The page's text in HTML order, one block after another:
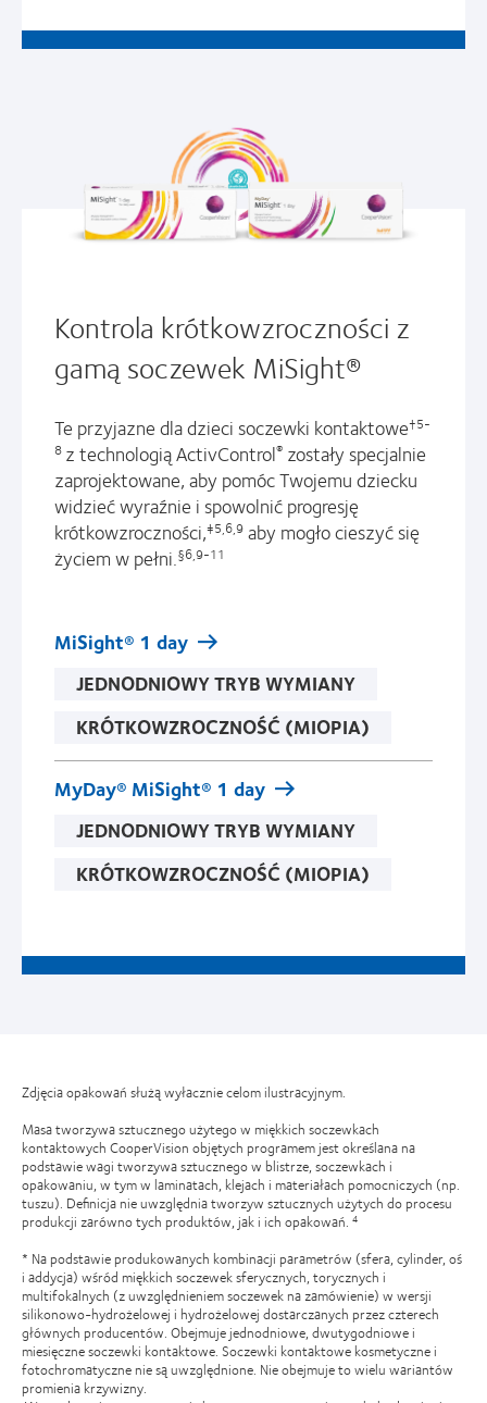
Kontrola krótkowzroczności z
gamą soczewek MiSight®
Te przyjazne dla dzieci soczewki kontaktowe†5-
8 z technologią ActivControl® zostały specjalnie
zaprojektowane, aby pomóc Twojemu dziecku
widzieć wyraźnie i spowolnić progresję
krótkowzroczności,‡5,6,9 aby mogło cieszyć się
życiem w pełni.§6,9-11
MiSight® 1 day
JEDNODNIOWY TRYB WYMIANY
KRÓTKOWZROCZNOŚĆ (MIOPIA)
MyDay® MiSight® 1 day
JEDNODNIOWY TRYB WYMIANY
KRÓTKOWZROCZNOŚĆ (MIOPIA)
Zdjęcia opakowań służą wyłacznie celom ilustracyjnym.
Masa tworzywa sztucznego użytego w miękkich soczewkach
kontaktowych CooperVision objętych programem jest określana na
podstawie wagi tworzywa sztucznego w blistrze, soczewkach i
opakowaniu, w tym w laminatach, klejach i materiałach pomocniczych (np.
tuszu). Definicja nie uwzględnia tworzyw sztucznych użytych do procesu
produkcji zarówno tych produktów, jak i ich opakowań. 4
* Na podstawie produkowanych kombinacji parametrów (sfera, cylinder, oś
i addycja) wśród miękkich soczewek sferycznych, torycznych i
multifokalnych (z uwzględnieniem soczewek na zamówienie) w wersji
silikonowo-hydrożelowej i hydrożelowej dostarczanych przez czterech
głównych producentów. Obejmuje jednodniowe, dwutygodniowe i
miesięczne soczewki kontaktowe. Soczewki kontaktowe kosmetyczne i
fotochromatyczne nie są uwzględnione. Nie obejmuje to wielu wariantów
promienia krzywizny.